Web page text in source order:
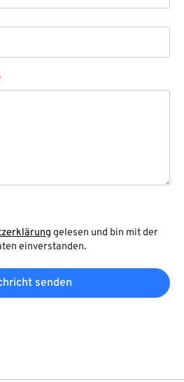
gelesen und bin mit der
einverstanden.
senden